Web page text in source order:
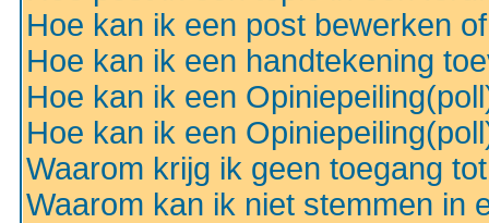
Hoe kan ik een post bewerken
Hoe kan ik een handtekening
Hoe kan ik een
Hoe kan ik een
Waarom krijg ik geen toegang
Waarom kan ik niet stemmen in